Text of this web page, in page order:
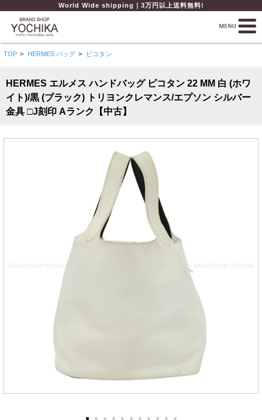
World Wide shipping｜3万円以上送料無料!
TOP > HERMES バッグ > ピコタン
HERMES エルメス ハンドバッグ ピコタン 22 MM 白 (ホワ
イト)/黒 (ブラック) トリヨンクレマンス/エプソン シルバー
金具 □J刻印 Aランク【中古】